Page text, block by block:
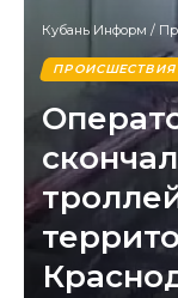
Кубань Информ /
ПРОИСШЕСТВИЯ